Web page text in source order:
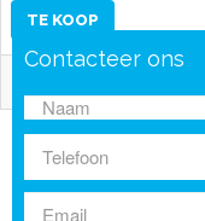
Contacteer ons
TE KOOP